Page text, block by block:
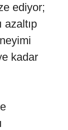
ediyor;
azaltıp
kadar